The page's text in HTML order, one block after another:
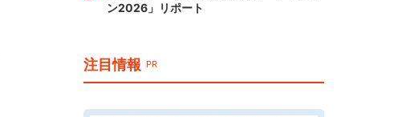
ン2026」リポート
注目情報 PR